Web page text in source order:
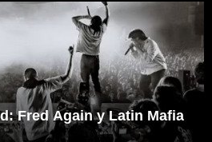
Fred Again y Latin Mafia